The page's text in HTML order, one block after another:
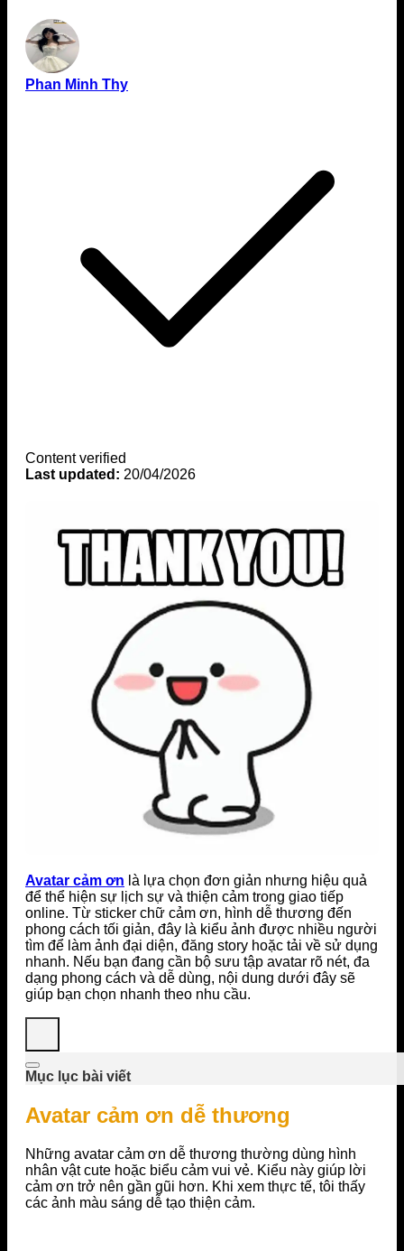
Phan Minh Thy
Content verified
Last updated: 20/04/2026
Avatar cảm ơn là lựa chọn đơn giản nhưng hiệu quả
để thể hiện sự lịch sự và thiện cảm trong giao tiếp
online. Từ sticker chữ cảm ơn, hình dễ thương đến
phong cách tối giản, đây là kiểu ảnh được nhiều người
tìm để làm ảnh đại diện, đăng story hoặc tải về sử dụng
nhanh. Nếu bạn đang cần bộ sưu tập avatar rõ nét, đa
dạng phong cách và dễ dùng, nội dung dưới đây sẽ
giúp bạn chọn nhanh theo nhu cầu.
Mục lục bài viết
Avatar cảm ơn dễ thương
Những avatar cảm ơn dễ thương thường dùng hình
nhân vật cute hoặc biểu cảm vui vẻ. Kiểu này giúp lời
cảm ơn trở nên gần gũi hơn. Khi xem thực tế, tôi thấy
các ảnh màu sáng dễ tạo thiện cảm.